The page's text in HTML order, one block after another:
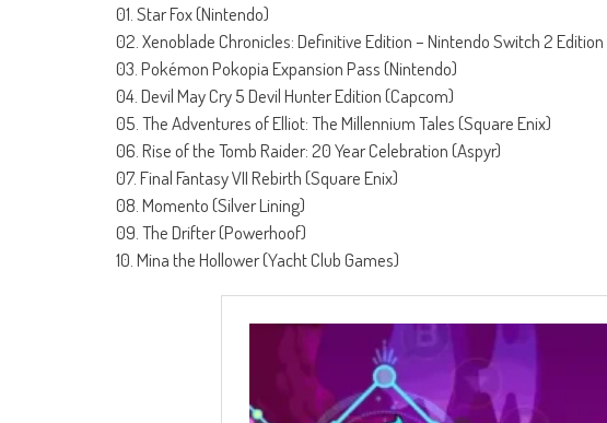
01. Star Fox (Nintendo)
02. Xenoblade Chronicles: Definitive Edition – Nintendo Switch 2
03. Pokémon Pokopia Expansion Pass (Nintendo)
04. Devil May Cry 5 Devil Hunter Edition (Capcom)
05. The Adventures of Elliot: The Millennium Tales (Square Enix)
06. Rise of the Tomb Raider: 20 Year Celebration (Aspyr)
07. Final Fantasy VII Rebirth (Square Enix)
08. Momento (Silver Lining)
09. The Drifter (Powerhoof)
10. Mina the Hollower (Yacht Club Games)